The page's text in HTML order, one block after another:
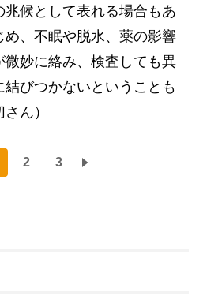
候として表れる場合もあ
め、不眠や脱水、薬の影響
微妙に絡み、検査しても異
びつかないということも
ん）
2 3